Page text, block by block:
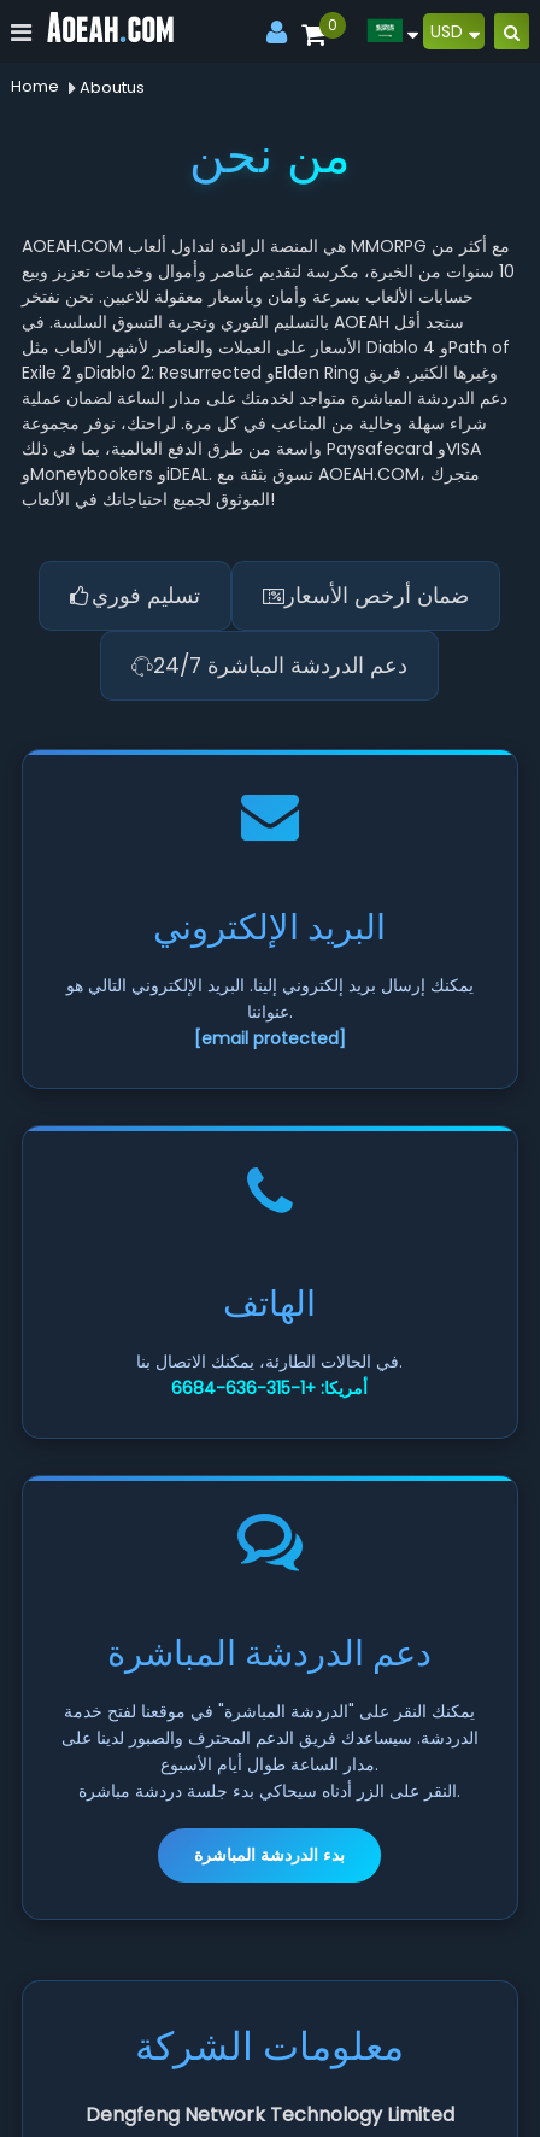
0 USD
Home Aboutus
من نحن
AOEAH.COM هي المنصة الرائدة لتداول ألعاب MMORPG مع أكثر من
10 سنوات من الخبرة، مكرسة لتقديم عناصر وأموال وخدمات تعزيز وبيع
حسابات الألعاب بسرعة وأمان وبأسعار معقولة للاعبين. نحن نفتخر
بالتسليم الفوري وتجربة التسوق السلسة. في AOEAH ستجد أقل
الأسعار على العملات والعناصر لأشهر الألعاب مثل Diablo 4 وPath of
Exile 2 وDiablo 2: Resurrected وElden Ring وغيرها الكثير. فريق
دعم الدردشة المباشرة متواجد لخدمتك على مدار الساعة لضمان عملية
شراء سهلة وخالية من المتاعب في كل مرة. لراحتك، نوفر مجموعة
واسعة من طرق الدفع العالمية، بما في ذلك Paysafecard وVISA
وMoneybookers وiDEAL. تسوق بثقة مع AOEAH.COM، متجرك
الموثوق لجميع احتياجاتك في الألعاب!
تسليم فوري ضمان أرخص الأسعار
دعم الدردشة المباشرة 24/7
البريد الإلكتروني
يمكنك إرسال بريد إلكتروني إلينا. البريد الإلكتروني التالي هو
عنواننا.
[email protected]
الهاتف
في الحالات الطارئة، يمكنك الاتصال بنا.
أمريكا: +1-315-636-6684
دعم الدردشة المباشرة
يمكنك النقر على "الدردشة المباشرة" في موقعنا لفتح خدمة
الدردشة. سيساعدك فريق الدعم المحترف والصبور لدينا على
مدار الساعة طوال أيام الأسبوع.
النقر على الزر أدناه سيحاكي بدء جلسة دردشة مباشرة.
بدء الدردشة المباشرة
معلومات الشركة
Dengfeng Network Technology Limited